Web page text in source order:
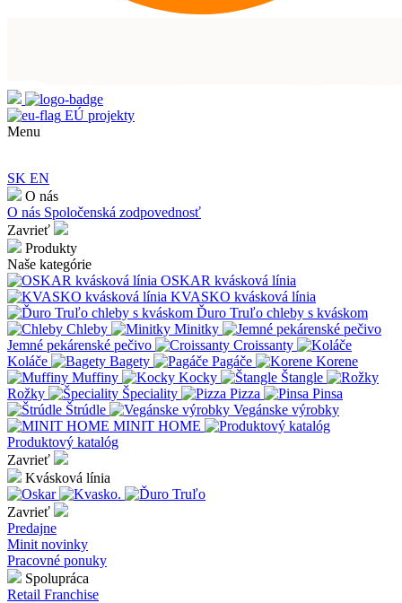
EÚ projekty
Menu
SK EN
O nás
O nás Spoločenská zodpovednosť
Zavrieť
Produkty
Naše kategórie
OSKAR kvásková línia
KVASKO kvásková línia
Ďuro Truľo chleby s kváskom
Chleby
Minitky
Jemné pekárenské pečivo
Croissanty
Koláče
Bagety Pagáče
Korene
Muffiny
Kocky
Štangle
Rožky
Špeciality Pizza
Pinsa
Štrúdle
Vegánske výrobky
MINIT HOME
Produktový katalóg
Zavrieť
Kvásková línia
Zavrieť
Predajne
Minit novinky
Pracovné ponuky
Spolupráca
Retail Franchise